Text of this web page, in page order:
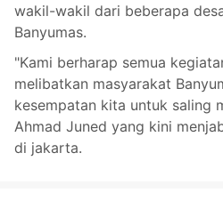
wakil-wakil dari beberapa
Banyumas.
"Kami berharap semua
melibatkan masyarakat
kesempatan kita untuk saling
Ahmad Juned yang kini
di jakarta.